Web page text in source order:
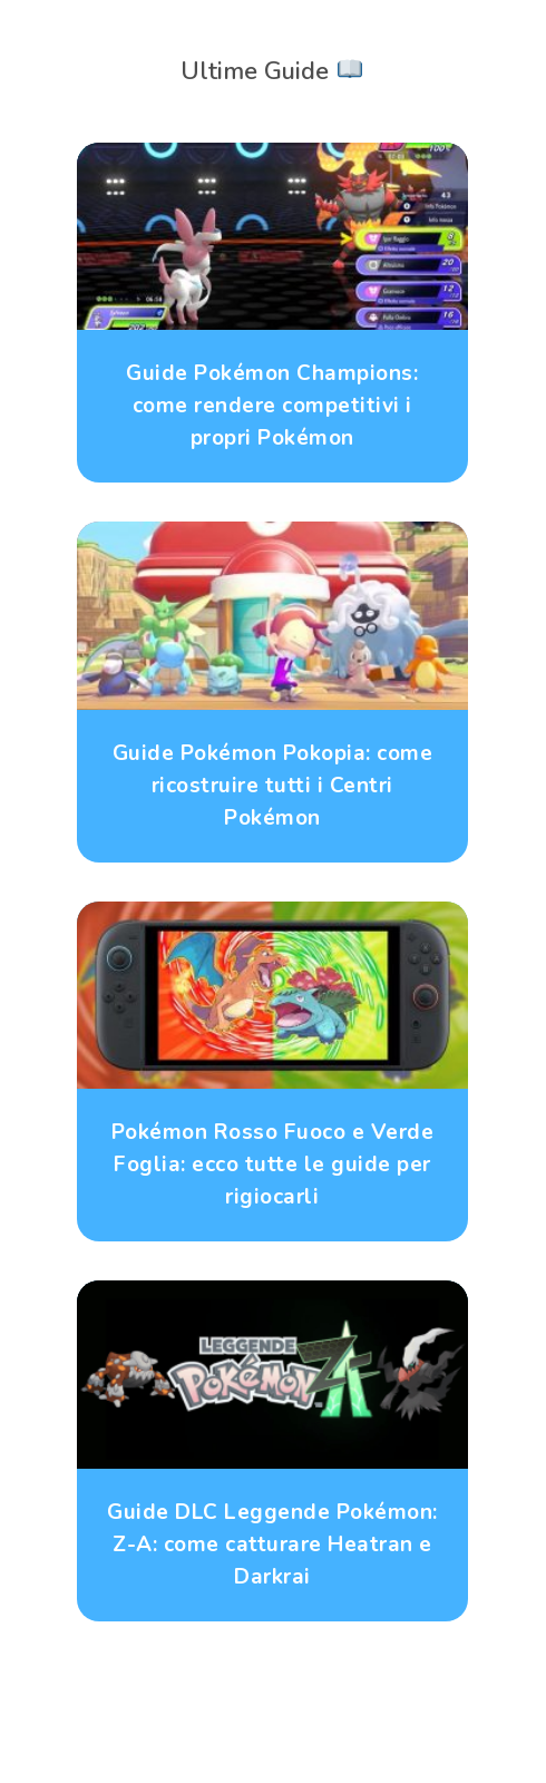
Ultime Guide
Guide Pokémon Champions:
come rendere competitivi i
propri Pokémon
Guide Pokémon Pokopia: come
ricostruire tutti i Centri
Pokémon
Pokémon Rosso Fuoco e Verde
Foglia: ecco tutte le guide per
rigiocarli
Guide DLC Leggende Pokémon:
Z-A: come catturare Heatran e
Darkrai